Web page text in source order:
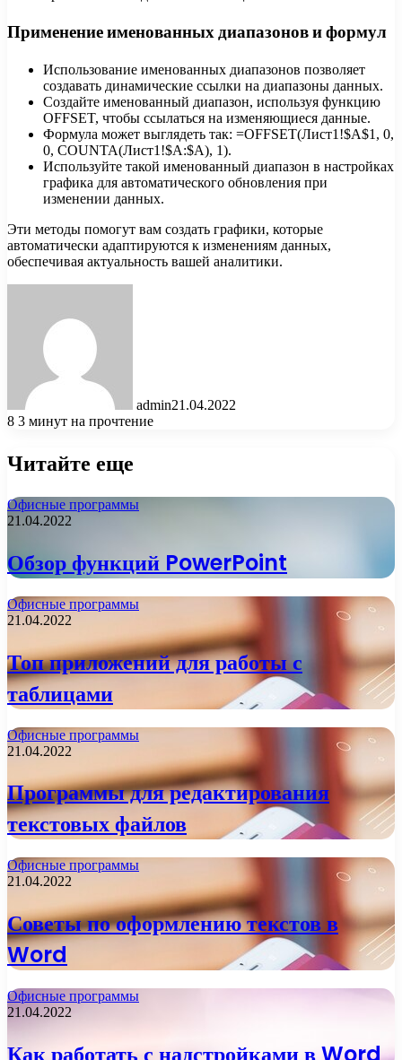
Применение именованных диапазонов и формул
Использование именованных диапазонов позволяет
создавать динамические ссылки на диапазоны данных.
Создайте именованный диапазон, используя функцию
OFFSET, чтобы ссылаться на изменяющиеся данные.
Формула может выглядеть так: =OFFSET(Лист1!$A$1, 0,
0, COUNTA(Лист1!$A:$A), 1).
Используйте такой именованный диапазон в настройках
графика для автоматического обновления при
изменении данных.
Эти методы помогут вам создать графики, которые
автоматически адаптируются к изменениям данных,
обеспечивая актуальность вашей аналитики.
admin21.04.2022
8 3 минут на прочтение
Читайте еще
Офисные программы
21.04.2022
Обзор функций PowerPoint
Офисные программы
21.04.2022
Топ приложений для работы с
таблицами
Офисные программы
21.04.2022
Программы для редактирования
текстовых файлов
Офисные программы
21.04.2022
Советы по оформлению текстов в
Word
Офисные программы
21.04.2022